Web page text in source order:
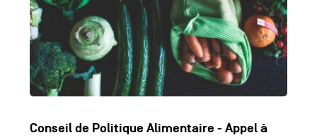
Conseil de Politique Alimentaire - Appel à